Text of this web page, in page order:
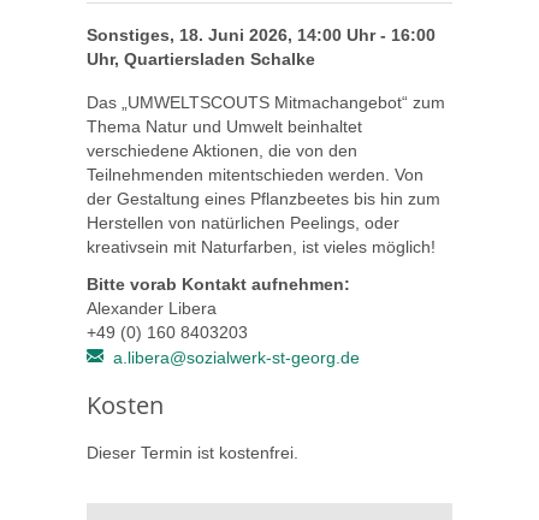
Sonstiges, 18. Juni 2026, 14:00 Uhr - 16:00
Uhr, Quartiersladen Schalke
Das „UMWELTSCOUTS Mitmachangebot“ zum
Thema Natur und Umwelt beinhaltet
verschiedene Aktionen, die von den
Teilnehmenden mitentschieden werden. Von
der Gestaltung eines Pflanzbeetes bis hin zum
Herstellen von natürlichen Peelings, oder
kreativsein mit Naturfarben, ist vieles möglich!
Bitte vorab Kontakt aufnehmen:
Alexander Libera
+49 (0) 160 8403203
a.libera@sozialwerk-st-georg.de
Kosten
Dieser Termin ist kostenfrei.